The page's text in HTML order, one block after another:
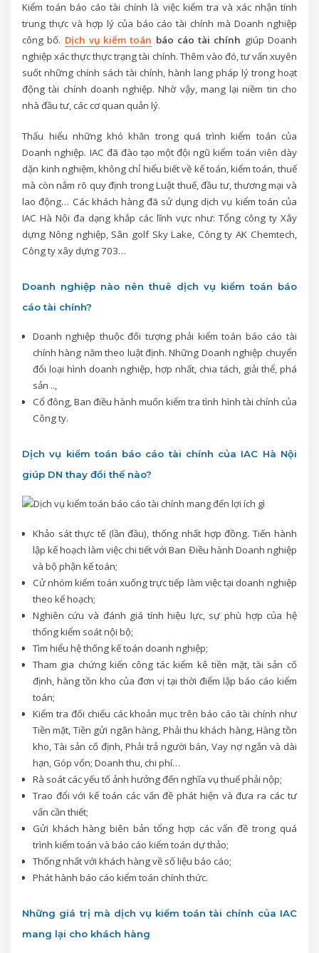
Kiểm toán báo cáo tài chính là việc kiểm tra và xác nhận tính
trung thực và hợp lý của báo cáo tài chính mà Doanh nghiệp
công bố. Dịch vụ kiểm toán báo cáo tài chính giúp Doanh
nghiệp xác thực thực trạng tài chính. Thêm vào đó, tư vấn xuyên
suốt những chính sách tài chính, hành lang pháp lý trong hoạt
động tài chính doanh nghiệp. Nhờ vậy, mang lại niềm tin cho
nhà đầu tư, các cơ quan quản lý.
Thấu hiểu những khó khăn trong quá trình kiểm toán của
Doanh nghiệp. IAC đã đào tạo một đội ngũ kiểm toán viên dày
dặn kinh nghiệm, không chỉ hiểu biết về kế toán, kiểm toán, thuế
mà còn nắm rõ quy định trong Luật thuế, đầu tư, thương mại và
lao động… Các khách hàng đã sử dụng dịch vụ kiểm toán của
IAC Hà Nội đa dạng khắp các lĩnh vực như: Tổng công ty Xây
dựng Nông nghiệp, Sân golf Sky Lake, Công ty AK Chemtech,
Công ty xây dựng 703…
Doanh nghiệp nào nên thuê dịch vụ kiểm toán báo
cáo tài chính?
Doanh nghiệp thuộc đối tượng phải kiểm toán báo cáo tài
chính hàng năm theo luật định. Những Doanh nghiệp chuyển
đổi loại hình doanh nghiệp, hợp nhất, chia tách, giải thể, phá
sản ..,
Cổ đông, Ban điều hành muốn kiểm tra tình hình tài chính của
Công ty.
Dịch vụ kiểm toán báo cáo tài chính của IAC Hà Nội
giúp DN thay đổi thế nào?
Khảo sát thực tế (lần đầu), thống nhất hợp đồng. Tiến hành
lập kế hoạch làm việc chi tiết với Ban Điều hành Doanh nghiệp
và bộ phận kế toán;
Cử nhóm kiểm toán xuống trực tiếp làm việc tại doanh nghiệp
theo kế hoạch;
Nghiên cứu và đánh giá tính hiệu lực, sự phù hợp của hệ
thống kiểm soát nội bộ;
Tìm hiểu hệ thống kế toán doanh nghiệp;
Tham gia chứng kiến công tác kiểm kê tiền mặt, tài sản cố
định, hàng tồn kho của đơn vị tại thời điểm lập báo cáo kiểm
toán;
Kiểm tra đối chiếu các khoản mục trên báo cáo tài chính như
Tiền mặt, Tiền gửi ngân hàng, Phải thu khách hàng, Hàng tồn
kho, Tài sản cố định, Phải trả người bán, Vay nợ ngắn và dài
hạn, Góp vốn; Doanh thu, chi phí…
Rà soát các yếu tố ảnh hưởng đến nghĩa vụ thuế phải nộp;
Trao đổi với kế toán các vấn đề phát hiện và đưa ra các tư
vấn cần thiết;
Gửi khách hàng biên bản tổng hợp các vấn đề trong quá
trình kiểm toán và báo cáo kiểm toán dự thảo;
Thống nhất với khách hàng về số liệu báo cáo;
Phát hành báo cáo kiểm toán chính thức.
Những giá trị mà dịch vụ kiểm toán tài chính của IAC
mang lại cho khách hàng